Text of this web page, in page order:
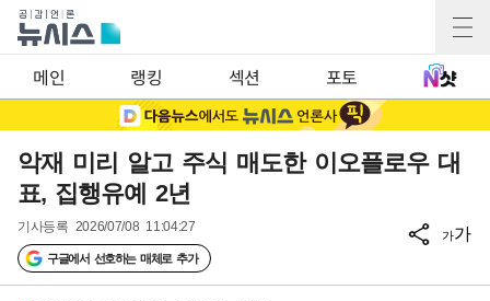
메인 랭킹 섹션 포토
악재 미리 알고 주식 매도한 이오플로우 대
표, 집행유예 2년
기사등록 2026/07/08 11:04:27
구글에서 선호하는 매체로 추가
가가